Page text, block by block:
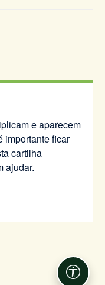
e aparecem
importante ficar
cartilha
ajudar.